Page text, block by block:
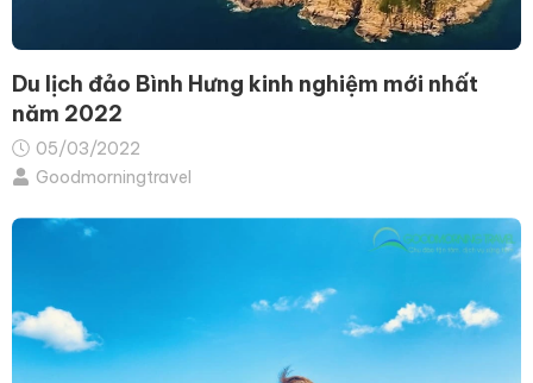
Du lịch đảo Bình Hưng kinh nghiệm mới nhất
năm 2022
05/03/2022
Goodmorningtravel